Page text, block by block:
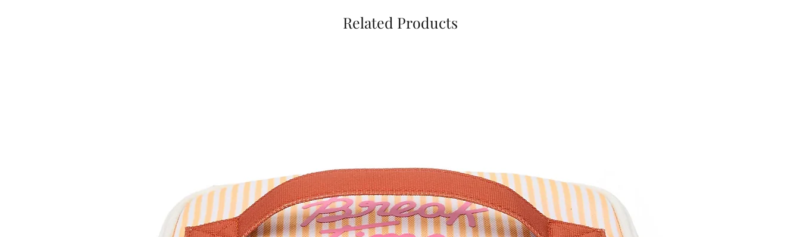
Related Products